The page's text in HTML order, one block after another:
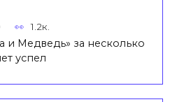
1.2к.
и Медведь» за несколько
успел